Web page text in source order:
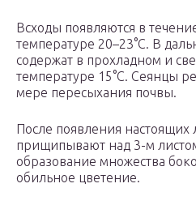
Всходы появляются в
температуре 20–23°C. В
содержат в прохладном и
температуре 15°C. Сеянцы
мере пересыхания почвы.
После появления настоящих
прищипывают над 3-м
образование множества
обильное цветение.